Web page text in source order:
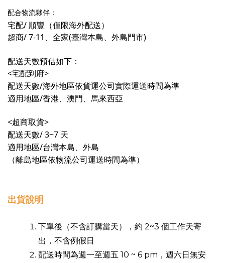
配合物流夥伴：
宅配/ 順豐（僅限海外配送）
超商/ 7-11、全家(臺灣本島、外島門市)
配送天數預估如下：
<宅配到府>
配送天數/海外地區依貨運公司實際運送時間為準
適用地區/香港、澳門、馬來西亞
<超商取貨>
配送天數/ 3~7 天
適用地區/台灣本島、外島
（離島地區依物流公司運送時間為準）
出貨說明
下單後（不含訂購當天），約 2~3 個工作天寄
出，不含例假日
配送時間為週一至週五 10 ~ 6 pm，週六日無安